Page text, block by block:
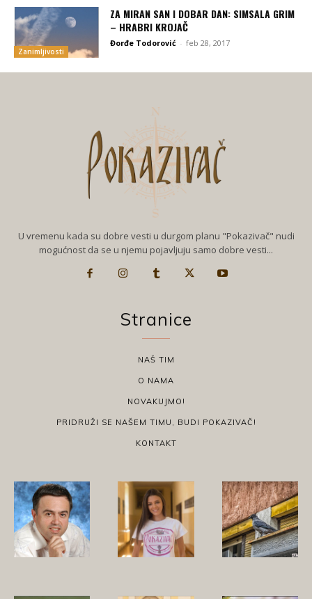
Zanimljivosti
ZA MIRAN SAN I DOBAR DAN: SIMSALA GRIM
– HRABRI KROJAČ
Đorđe Todorović - feb 28, 2017
U vremenu kada su dobre vesti u durgom planu "Pokazivač" nudi
mogućnost da se u njemu pojavljuju samo dobre vesti...
Stranice
NAŠ TIM
O NAMA
NOVAKUJMO!
PRIDRUŽI SE NAŠEM TIMU, BUDI POKAZIVAČ!
KONTAKT